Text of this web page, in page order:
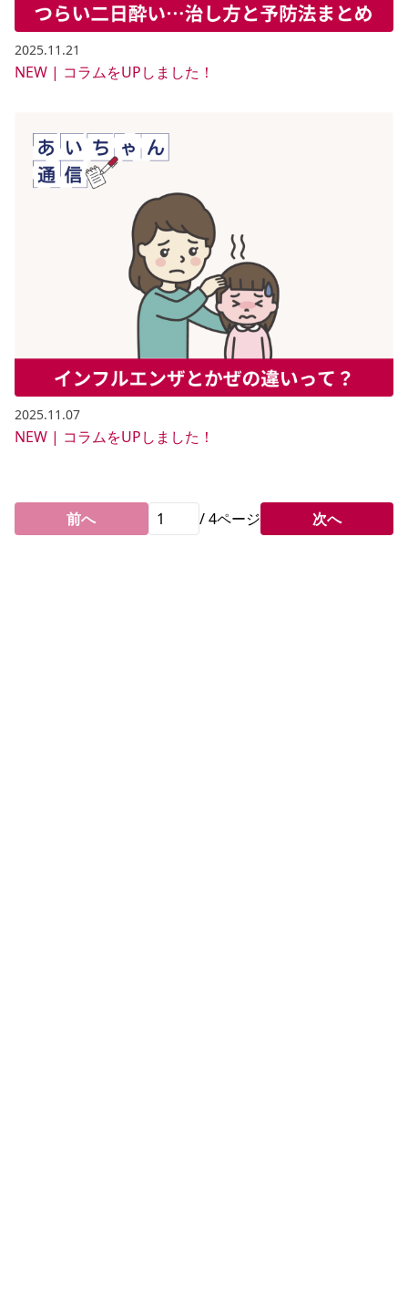
2025.11.21
NEW | コラムをUPしました！
2025.11.07
NEW | コラムをUPしました！
前へ /4ページ 次へ